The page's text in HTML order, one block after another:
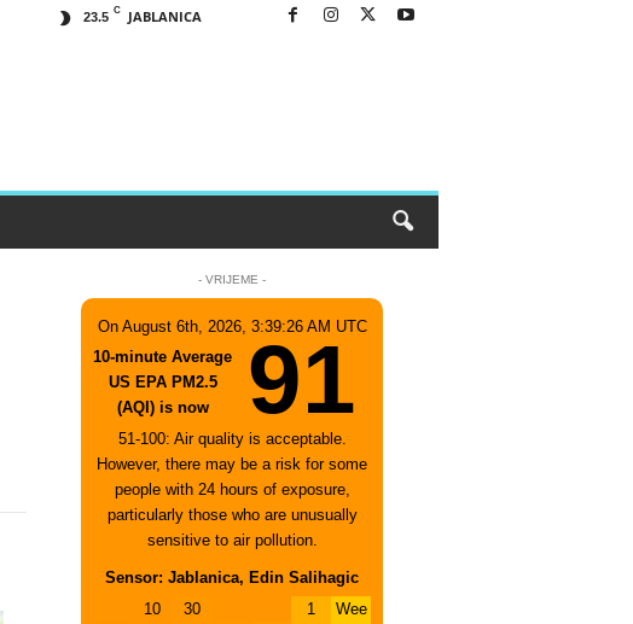
23.5 C JABLANICA
- VRIJEME -
On August 6th, 2026, 3:39:26 AM UTC
10-minute Average
US EPA PM2.5
(AQI) is now
91
51-100: Air quality is acceptable.
However, there may be a risk for some
people with 24 hours of exposure,
particularly those who are unusually
sensitive to air pollution.
Sensor: Jablanica, Edin Salihagic
10
30
1
Wee